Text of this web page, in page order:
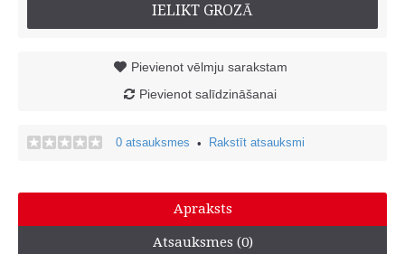
IELIKT GROZĀ
Pievienot vēlmju sarakstam
Pievienot salīdzināšanai
0 atsauksmes • Rakstīt atsauksmi
Apraksts
Atsauksmes (0)